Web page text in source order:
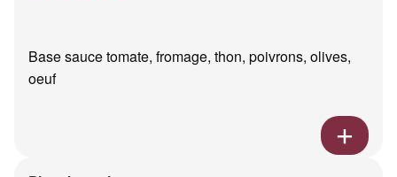
Base sauce tomate, fromage, thon, poivrons, olives,
oeuf